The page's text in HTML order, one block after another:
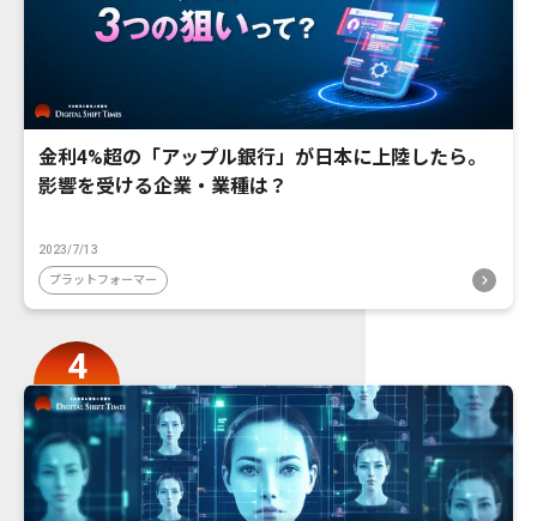
金利4%超の「アップル銀行」が日本に上陸したら。
影響を受ける企業・業種は？
2023/7/13
プラットフォーマー